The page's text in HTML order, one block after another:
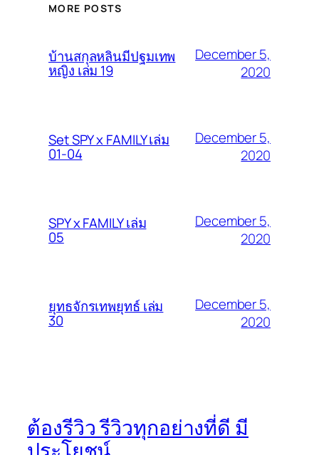
MORE POSTS
บ้านสกุลหลินมีปฐมเทพ
หญิง เล่ม 19
December 5,
2020
Set SPY x FAMILY เล่ม
01-04
December 5,
2020
SPY x FAMILY เล่ม
05
December 5,
2020
ยุทธจักรเทพยุทธ์ เล่ม
30
December 5,
2020
ต้องรีวิว รีวิวทุกอย่างที่ดี มี